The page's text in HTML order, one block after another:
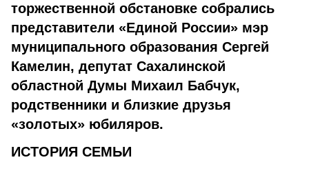
торжественной обстановке собрались
представители «Единой России» мэр
муниципального образования Сергей
Камелин, депутат Сахалинской
областной Думы Михаил Бабчук,
родственники и близкие друзья
«золотых» юбиляров.
ИСТОРИЯ СЕМЬИ